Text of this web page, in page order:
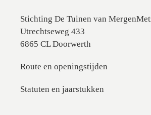
Stichting De Tuinen van
Utrechtseweg 433
6865 CL Doorwerth
Route en openingstijden
Statuten en jaarstukken